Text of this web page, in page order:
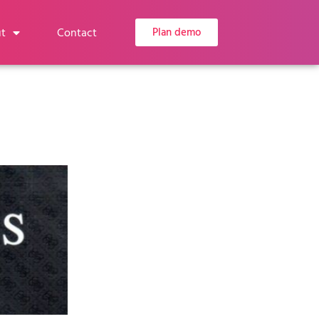
Contact Plan demo